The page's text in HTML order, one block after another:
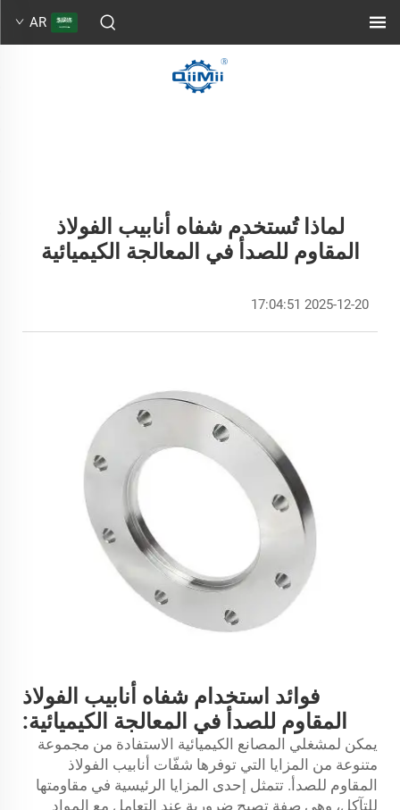
AR
لماذا تُستخدم شفاه أنابيب الفولاذ
المقاوم للصدأ في المعالجة الكيميائية
2025-12-20 17:04:51
فوائد استخدام شفاه أنابيب الفولاذ
المقاوم للصدأ في المعالجة الكيميائية:
يمكن لمشغلي المصانع الكيميائية الاستفادة من مجموعة
متنوعة من المزايا التي توفرها شفّات أنابيب الفولاذ
المقاوم للصدأ. تتمثل إحدى المزايا الرئيسية في مقاومتها
للتآكل، وهي صفة تصبح ضرورية عند التعامل مع المواد